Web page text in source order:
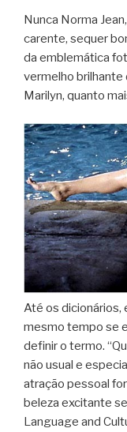
Nunca Norma
carente, sequer
da emblemática
vermelho brilhante
Marilyn, quanto
Até os dicionários,
mesmo tempo se
definir o termo.
não usual e
atração pessoal
beleza excitante
Language and